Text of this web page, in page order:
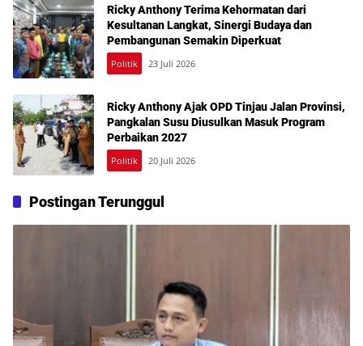
Ricky Anthony Terima Kehormatan dari
Kesultanan Langkat, Sinergi Budaya dan
Pembangunan Semakin Diperkuat
Politik 23 Juli 2026
Ricky Anthony Ajak OPD Tinjau Jalan Provinsi,
Pangkalan Susu Diusulkan Masuk Program
Perbaikan 2027
Politik 20 Juli 2026
Postingan Terunggul